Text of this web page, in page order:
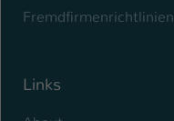
Fremdfirmenrichtlinien
Links